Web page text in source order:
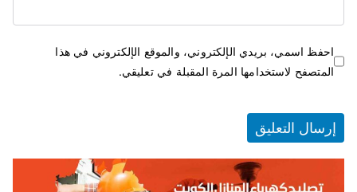
احفظ اسمي، بريدي الإلكتروني، والموقع الإلكتروني في هذا
المتصفح لاستخدامها المرة المقبلة في تعليقي.